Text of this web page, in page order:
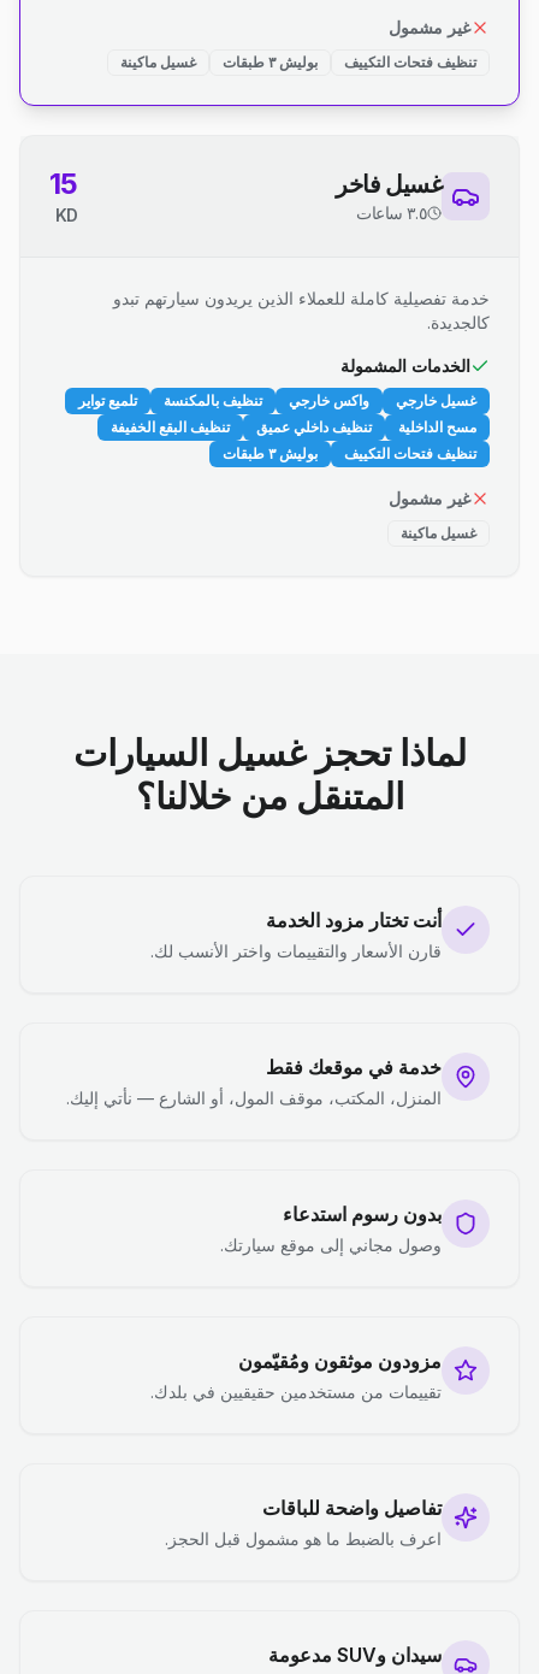
غير مشمول
تنظيف فتحات التكييف بوليش ٣ طبقات غسيل ماكينة
غسيل فاخر
٣.٥ ساعات
15
KD
خدمة تفصيلية كاملة للعملاء الذين يريدون سيارتهم تبدو
كالجديدة.
الخدمات المشمولة
غسيل خارجي واكس خارجي تنظيف بالمكنسة
تلميع تواير
مسح الداخلية
تنظيف داخلي عميق
تنظيف البقع الخفيفة
تنظيف فتحات التكييف
بوليش ٣ طبقات
غير مشمول
غسيل ماكينة
لماذا تحجز غسيل السيارات
المتنقل من خلالنا؟
أنت تختار مزود الخدمة
قارن الأسعار والتقييمات واختر الأنسب لك.
خدمة في موقعك فقط
المنزل، المكتب، موقف المول، أو الشارع — نأتي إليك.
بدون رسوم استدعاء
وصول مجاني إلى موقع سيارتك.
مزودون موثقون ومُقيّمون
تقييمات من مستخدمين حقيقيين في بلدك.
تفاصيل واضحة للباقات
اعرف بالضبط ما هو مشمول قبل الحجز.
سيدان وSUV مدعومة